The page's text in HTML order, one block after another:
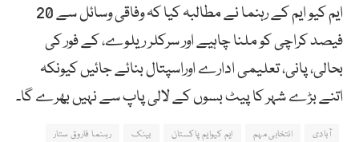
ایم کیو ایم کے رہنما نے مطالبہ کیا کہ وفاقی وسائل سے 20
فیصد کراچی کو ملنا چاہیے اور سرکلر ریلوے، کے فور کی
بحالی، پانی، تعلیمی ادارے اوراسپتال بنائے جائیں کیونکہ
اتنے بڑے شہر کا پیٹ بسوں کے لالی پاپ سے نہیں بھرے گا۔
آبادی انتخابی مہم ایم کیوایم پاکستان بینک
رہنما فاروق ستار